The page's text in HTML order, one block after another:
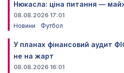
Нюкасла: ціна питання —
08.08.2026 17:01
Новини
Футбол
У планах фінансовий аудит
не на жарт
08.08.2026 16:01